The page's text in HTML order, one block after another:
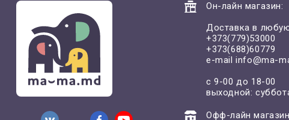
Он-лайн магазин:
Доставка в
+373(779)53000
+373(688)60779
e-mailinfo@ma-
с 9-00 до 18-00
выходной:
Офф-лайн